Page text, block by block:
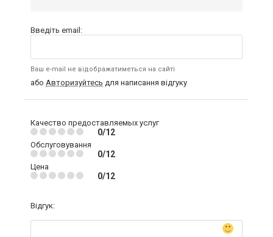
Введіть email:
Ваш e-mail не відображатиметься на сайті
або Авторизуйтесь для написання відгуку
Качество предоставляемых услуг
0/12
Обслуговування
0/12
Цена
0/12
Відгук: